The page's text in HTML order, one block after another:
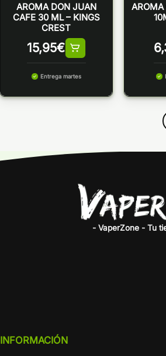
AROMA DON JUAN
CAFE 30 ML – KINGS
CREST
15,95€
Entrega martes
AROMA
- VaperZone - Tu
INFORMACIÓN